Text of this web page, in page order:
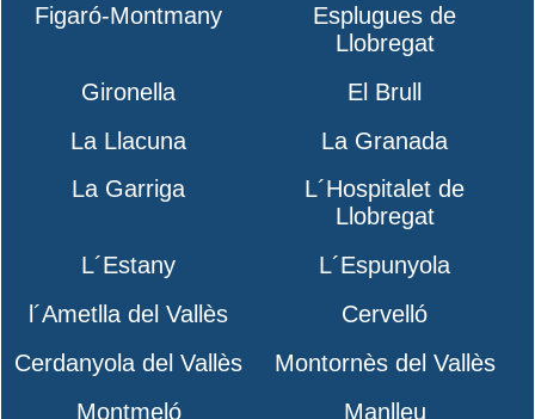
Figaró-Montmany
Esplugues de
Llobregat
Gironella
El Brull
La Llacuna
La Granada
La Garriga
L´Hospitalet de
Llobregat
L´Estany
L´Espunyola
l´Ametlla del Vallès
Cervelló
Cerdanyola del Vallès
Montornès del Vallès
Montmeló
Manlleu